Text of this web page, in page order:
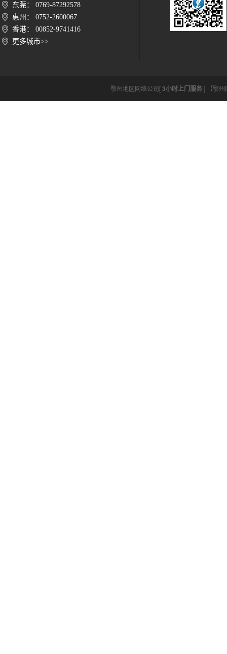
东莞： 0769-87292578
惠州： 0752-2600067
香港： 00852-9741416
更多城市>>
鄂州地区网络公司[3小时上门服务] 【鄂